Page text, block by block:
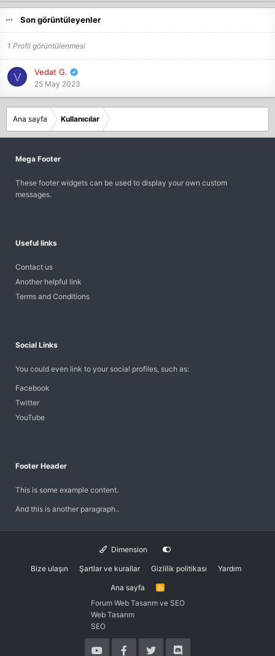
Son görüntüleyenler
1 Profil görüntülenmesi
V Vedat G.
25 May 2023
Ana sayfa Kullanıcılar
Mega Footer
These footer widgets can be used to display your own custom
messages.
Useful links
Contact us
Another helpful link
Terms and Conditions
Social Links
You could even link to your social profiles, such as:
Facebook
Twitter
YouTube
Footer Header
This is some example content.
And this is another paragraph..
Dimension
Bize ulaşın Şartlar ve kurallar Gizlilik politikası Yardım
Ana sayfa
R
S
Forum Web Tasarım ve SEO
Web Tasarım
SEO